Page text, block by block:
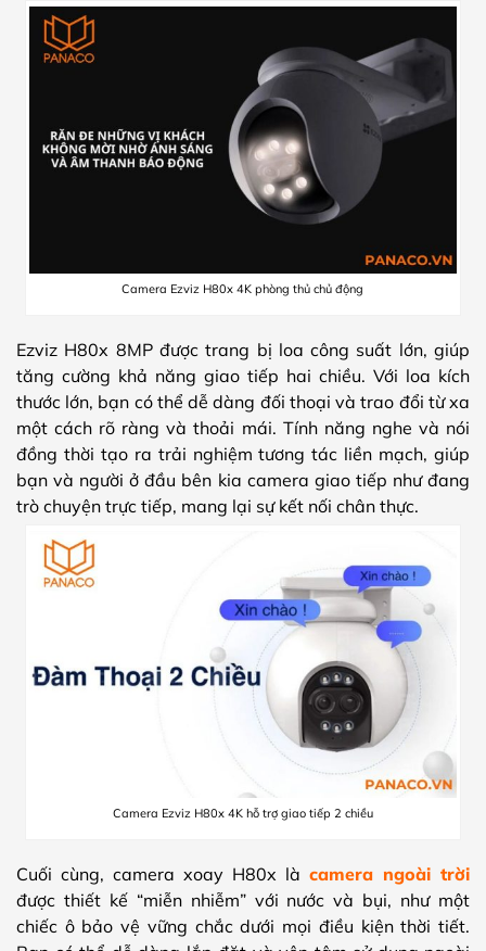
Camera Ezviz H80x 4K phòng thủ chủ động
Ezviz H80x 8MP được trang bị loa công suất lớn, giúp
tăng cường khả năng giao tiếp hai chiều. Với loa kích
thước lớn, bạn có thể dễ dàng đối thoại và trao đổi từ xa
một cách rõ ràng và thoải mái. Tính năng nghe và nói
đồng thời tạo ra trải nghiệm tương tác liền mạch, giúp
bạn và người ở đầu bên kia camera giao tiếp như đang
trò chuyện trực tiếp, mang lại sự kết nối chân thực.
Camera Ezviz H80x 4K hỗ trợ giao tiếp 2 chiều
Cuối cùng, camera xoay H80x là camera ngoài trời
được thiết kế “miễn nhiễm” với nước và bụi, như một
chiếc ô bảo vệ vững chắc dưới mọi điều kiện thời tiết.